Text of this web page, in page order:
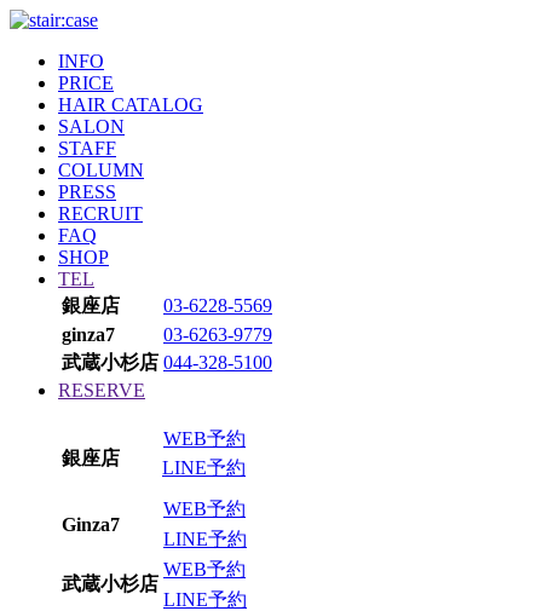
INFO
PRICE
HAIR CATALOG
SALON
STAFF
COLUMN
PRESS
RECRUIT
FAQ
SHOP
TEL
銀座店
03-6228-5569
ginza7
03-6263-9779
武蔵小杉店 044-328-5100
RESERVE
銀座店
WEB予約
LINE予約
Ginza7
WEB予約
LINE予約
武蔵小杉店
WEB予約
LINE予約